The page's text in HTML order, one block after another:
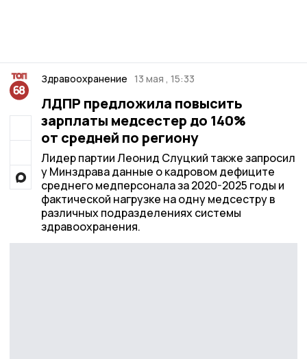
Здравоохранение 13 мая , 15:33
ЛДПР предложила повысить
зарплаты медсестер до 140%
от средней по региону
Лидер партии Леонид Слуцкий также запросил
у Минздрава данные о кадровом дефиците
среднего медперсонала за 2020-2025 годы и
фактической нагрузке на одну медсестру в
различных подразделениях системы
здравоохранения.